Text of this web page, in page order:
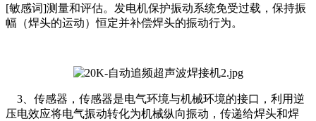
[敏感词]测量和评估。发电机保护振动系统免受过载，保持振
幅（焊头的运动）恒定并补偿焊头的振动行为。
3、传感器，传感器是电气环境与机械环境的接口，利用逆
压电效应将电气振动转化为机械纵向振动，传递给焊头和焊